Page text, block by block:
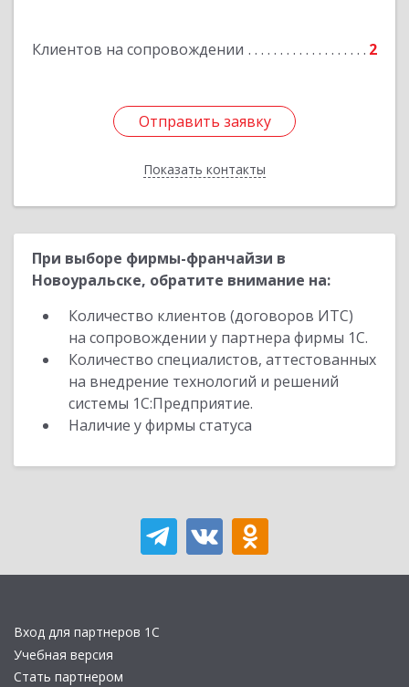
Клиентов на сопровождении 2
Отправить заявку
Показать контакты
Отправить заявку
Назад
При выборе фирмы-франчайзи в
Новоуральске, обратите внимание на:
Количество клиентов (договоров ИТС)
на сопровождении у партнера фирмы 1С.
Количество специалистов, аттестованных
на внедрение технологий и решений
системы 1С:Предприятие.
Наличие у фирмы статуса
Вход для партнеров 1С
Учебная версия
Стать партнером